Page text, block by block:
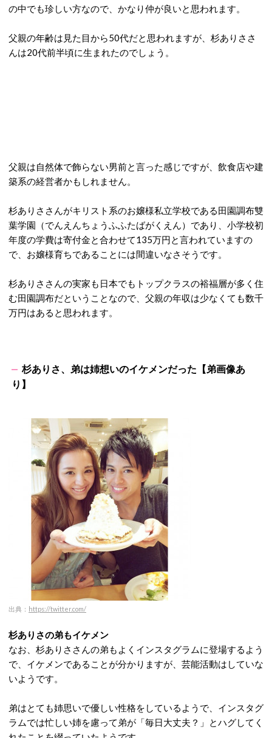
の中でも珍しい方なので、かなり仲が良いと思われます。
父親の年齢は見た目から50代だと思われますが、杉ありささ
んは20代前半頃に生まれたのでしょう。
父親は自然体で飾らない男前と言った感じですが、飲食店や建
築系の経営者かもしれません。
杉ありささんがキリスト系のお嬢様私立学校である田園調布雙
葉学園（でんえんちょうふふたばがくえん）であり、小学校初
年度の学費は寄付金と合わせて135万円と言われていますの
で、お嬢様育ちであることには間違いなさそうです。
杉ありささんの実家も日本でもトップクラスの裕福層が多く住
む田園調布だということなので、父親の年収は少なくても数千
万円はあると思われます。
杉ありさ、弟は姉想いのイケメンだった【弟画像あ
り】
出典： https://twitter.com/
杉ありさの弟もイケメン
なお、杉ありささんの弟もよくインスタグラムに登場するよう
で、イケメンであることが分かりますが、芸能活動はしていな
いようです。
弟はとても姉思いで優しい性格をしているようで、インスタグ
ラムでは忙しい姉を慮って弟が「毎日大丈夫？」とハグしてく